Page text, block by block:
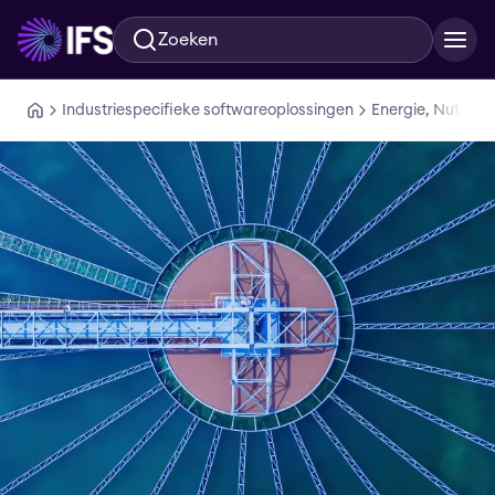
Ga naar hoofdinhoudZoeken
Industriespecifieke softwareoplossingen Energie,